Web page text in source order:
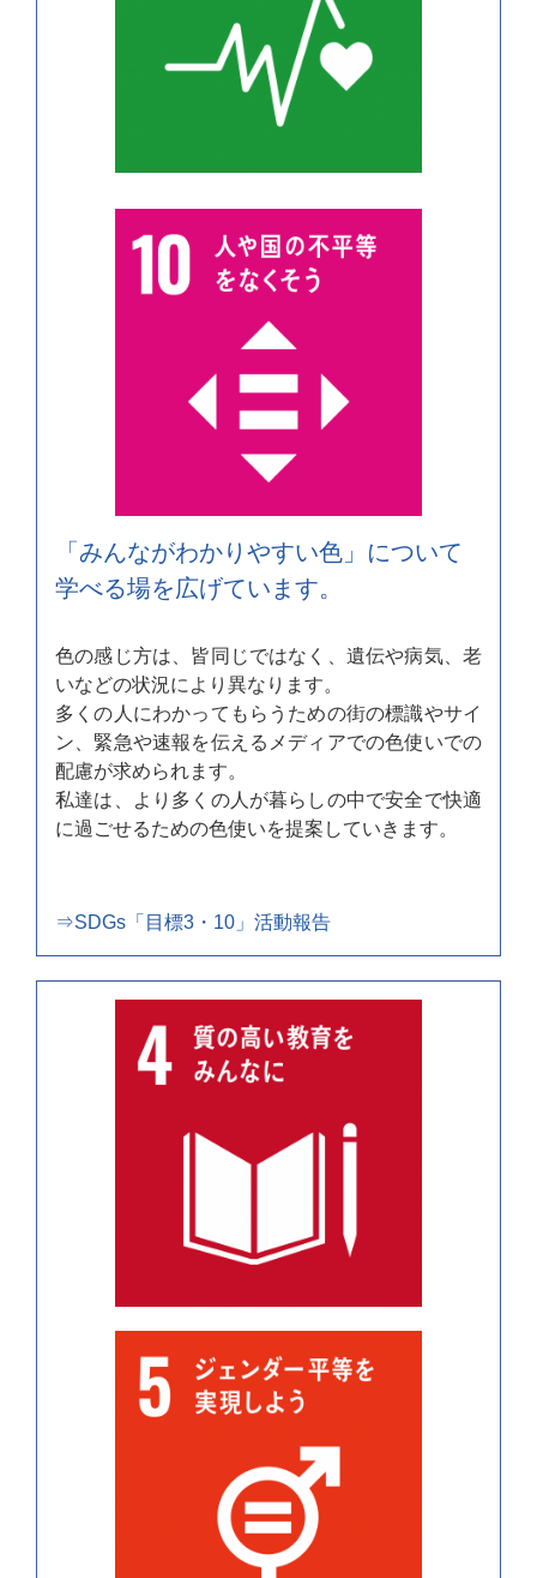
「みんながわかりやすい色」について
学べる場を広げています。
色の感じ方は、皆同じではなく、遺伝や病気、老
いなどの状況により異なります。
多くの人にわかってもらうための街の標識やサイ
ン、緊急や速報を伝えるメディアでの色使いでの
配慮が求められます。
私達は、より多くの人が暮らしの中で安全で快適
に過ごせるための色使いを提案していきます。
⇒SDGs「目標3・10」活動報告